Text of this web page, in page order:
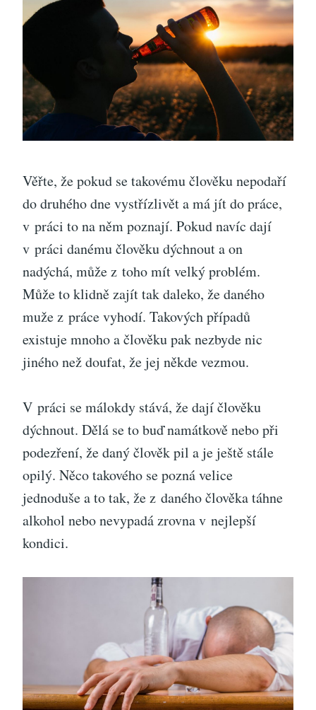
Věřte, že pokud se takovému člověku nepodaří
do druhého dne vystřízlivět a má jít do práce,
v práci to na něm poznají. Pokud navíc dají
v práci danému člověku dýchnout a on
nadýchá, může z toho mít velký problém.
Může to klidně zajít tak daleko, že daného
muže z práce vyhodí. Takových případů
existuje mnoho a člověku pak nezbyde nic
jiného než doufat, že jej někde vezmou.
V práci se málokdy stává, že dají člověku
dýchnout. Dělá se to buď namátkově nebo při
podezření, že daný člověk pil a je ještě stále
opilý. Něco takového se pozná velice
jednoduše a to tak, že z daného člověka táhne
alkohol nebo nevypadá zrovna v nejlepší
kondici.